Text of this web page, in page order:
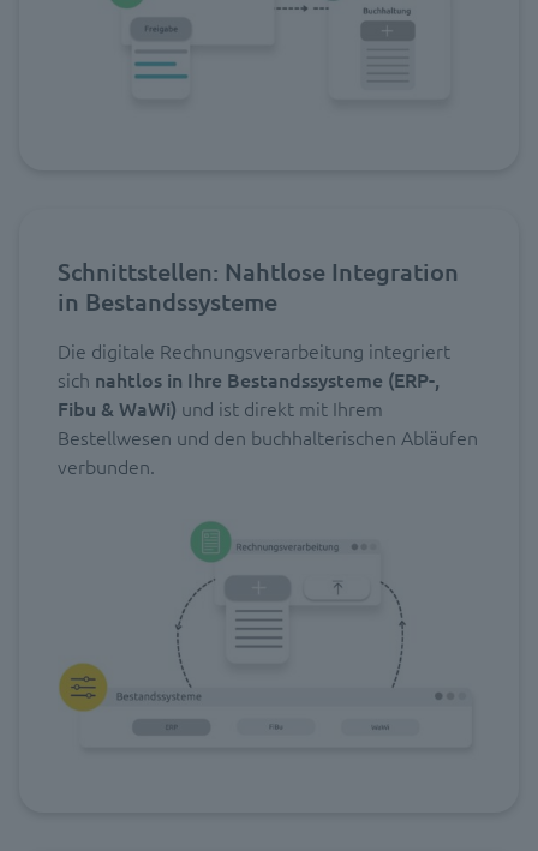
Schnittstellen: Nahtlose Integration
in Bestandssysteme
Die digitale Rechnungsverarbeitung integriert
sich nahtlos in Ihre Bestandssysteme (ERP-,
Fibu & WaWi) und ist direkt mit Ihrem
Bestellwesen und den buchhalterischen Abläufen
verbunden.